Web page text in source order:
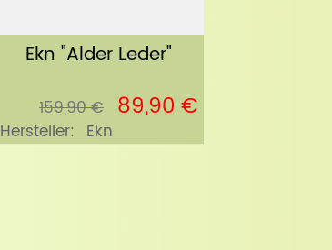
Ekn "Alder Leder"
159,90 € 89,90 €
Hersteller: Ekn